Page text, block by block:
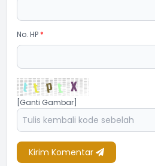
No. HP *
[Ganti Gambar]
Kirim Komentar